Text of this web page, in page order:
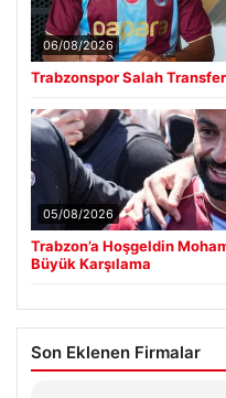
06/08/2026
Trabzonspor Salah
05/08/2026
Trabzon’a Hoşgeldin
Büyük Karşılama
Son Eklenen Firmalar